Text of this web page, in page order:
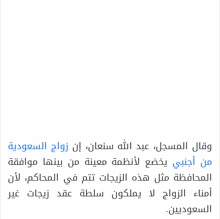
وقال المسجل، عبد الله سنعان، إن زواج السعودية
من أجنبي يخضع لأنظمة معينة من بينها موافقة
المحافظة مثل هذه الزيجات تتم في المحاكم، لأن
أمناء الزواج لا يملكون سلطة عقد زيجات غير
السعوديين.